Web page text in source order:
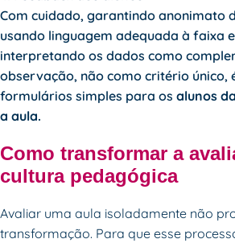
Com cuidado, garantindo anonimato
usando linguagem adequada à faixa
interpretando os dados como
observação, não como critério único,
formulários simples para os alunos
a aula.
Como transformar a
cultura pedagógica
Avaliar uma aula isoladamente não
transformação. Para que esse